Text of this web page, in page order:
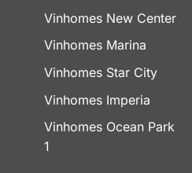
Vinhomes New Center
Vinhomes Marina
Vinhomes Star City
Vinhomes Imperia
Vinhomes Ocean Park
1